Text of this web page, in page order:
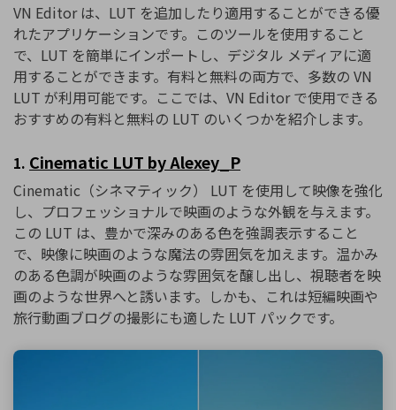
VN Editor は、LUT を追加したり適用することができる優
れたアプリケーションです。このツールを使用すること
で、LUT を簡単にインポートし、デジタル メディアに適
用することができます。有料と無料の両方で、多数の VN
LUT が利用可能です。ここでは、VN Editor で使用できる
おすすめの有料と無料の LUT のいくつかを紹介します。
1. Cinematic LUT by Alexey_P
Cinematic（シネマティック） LUT を使用して映像を強化
し、プロフェッショナルで映画のような外観を与えます。
この LUT は、豊かで深みのある色を強調表示すること
で、映像に映画のような魔法の雰囲気を加えます。温かみ
のある色調が映画のような雰囲気を醸し出し、視聴者を映
画のような世界へと誘います。しかも、これは短編映画や
旅行動画ブログの撮影にも適した LUT パックです。